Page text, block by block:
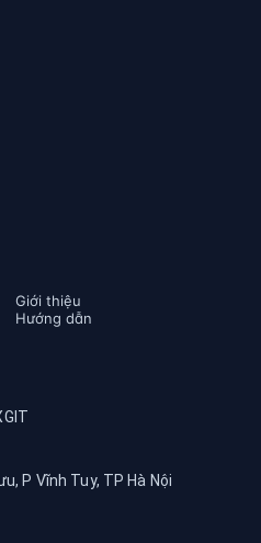
Giới thiệu
Hướng dẫn
P Vĩnh Tuy, TP Hà Nội